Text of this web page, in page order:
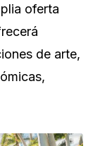
oferta
de arte,